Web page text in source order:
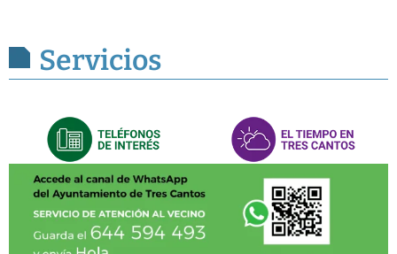
Servicios